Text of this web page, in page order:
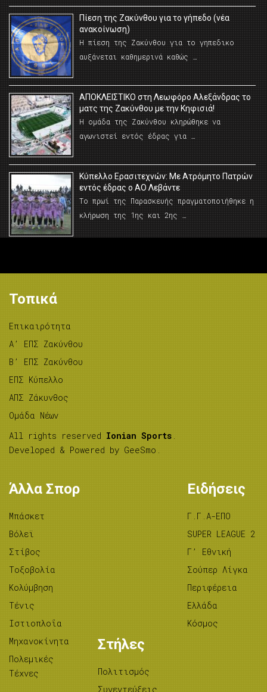
Πίεση της Ζακύνθου για το γήπεδο (νέα
ανακοίνωση)
Η πίεση της Ζακύνθου για το γηπεδικο
αυξάνεται καθημερινά καθώς …
AΠΟΚΛΕΙΣΤΙΚΟ στη Λεωφόρο Αλεξάνδρας το
ματς της Ζακύνθου με την Κηφισιά!
Η ομάδα της Ζακύνθου κληρώθηκε να
αγωνιστεί εντός έδρας για …
Κύπελλο Ερασιτεχνών: Με Ατρόμητο Πατρών
εντός έδρας ο ΑΟ Λεβάντε
Το πρωί της Παρασκευής πραγματοποιήθηκε η
κλήρωση της 1ης και 2ης …
Τοπικά
Επικαιρότητα
A’ ΕΠΣ Ζακύνθου
B’ ΕΠΣ Ζακύνθου
ΕΠΣ Κύπελλο
ΑΠΣ Ζάκυνθος
Ομάδα Νέων
All rights reserved Ionian Sports .
Developed & Powered by GeeSmo .
Άλλα Σπορ
Μπάσκετ
Βόλεϊ
Στίβος
Tοξοβολία
Κολύμβηση
Τένις
Ιστιοπλοΐα
Μηχανοκίνητα
Πολεμικές
Τέχνες
Ειδήσεις
Γ.Γ.Α-ΕΠΟ
SUPER LEAGUE 2
Γ’ Εθνική
Σούπερ Λίγκα
Περιφέρεια
Ελλάδα
Κόσμος
Στήλες
Πολιτισμός
Συνεντεύξεις